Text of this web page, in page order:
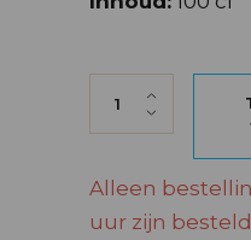
LABEL 5 100
Alleen
uur zijn